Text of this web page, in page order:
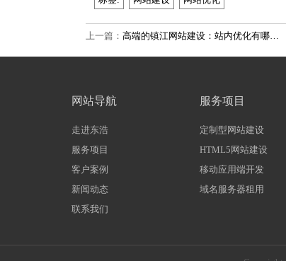
上一篇： 高端的镇江网站建设：站内优化有哪…
网站导航
走进东浩
服务项目
客户案例
新闻动态
联系我们
服务项目
定制型网站建设
HTML5网站建设
移动应用端开发
域名服务器租用